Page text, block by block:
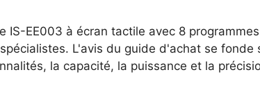
IS-EE003 à écran tactile avec 8
L'avis du guide d'achat se
la capacité, la puissance et la